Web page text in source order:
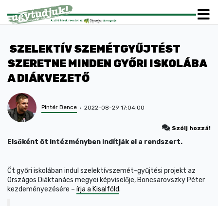
SZELEKTÍV SZEMÉTGYŰJTÉST
SZERETNE MINDEN GYŐRI ISKOLÁBA
A DIÁKVEZETŐ
Pintér Bence 2022-08-29 17:04:00
Szólj hozzá!
Elsőként öt intézményben indítják el a rendszert.
Öt győri iskolában indul szelektívszemét-gyűjtési projekt az
Országos Diáktanács megyei képviselője, Boncsarovszky Péter
kezdeményezésére – írja a Kisalföld.